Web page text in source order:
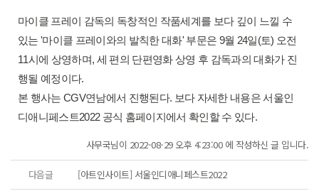
마이클 프레이 감독의 독창적인 작품세계를 보다 깊이 느낄 수
있는 '마이클 프레이와의 발칙한 대화' 부문은 9월 24일(토) 오전
11시에 상영하며, 세 편의 단편영화 상영 후 감독과의 대화가 진
행될 예정이다.
본 행사는 CGV연남에서 진행된다. 보다 자세한 내용은 서울인
디애니페스트2022 공식 홈페이지에서 확인할 수 있다.
사무국님이 2022-08-29 오후 4:23:00 에 작성하신 글 입니다.
다음글 [아트인사이트] 서울인디애니페스트2022